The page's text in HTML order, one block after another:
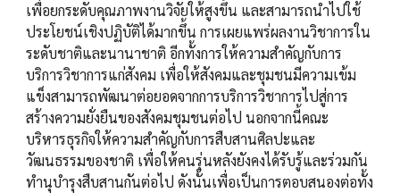
เพื่อยกระดับคุณภาพงานวิจัยให้สูงขึ้น และสามารถนำไปใช้
ประโยชน์เชิงปฏิบัติได้มากขึ้น การเผยแพร่ผลงานวิชาการใน
ระดับชาติและนานาชาติ อีกทั้งการให้ความสำคัญกับการ
บริการวิชาการแก่สังคม เพื่อให้สังคมและชุมชนมีความเข้ม
แข็งสามารถพัฒนาต่อยอดจากการบริการวิชาการไปสู่การ
สร้างความยั่งยืนของสังคมชุมชนต่อไป นอกจากนี้คณะ
บริหารธุรกิจให้ความสำคัญกับการสืบสานศิลปะและ
วัฒนธรรมของชาติ เพื่อให้คนรุ่นหลังยังคงได้รับรู้และร่วมกัน
ทำนุบำรุงสืบสานกันต่อไป ดังนั้นเพื่อเป็นการตอบสนองต่อทั้ง